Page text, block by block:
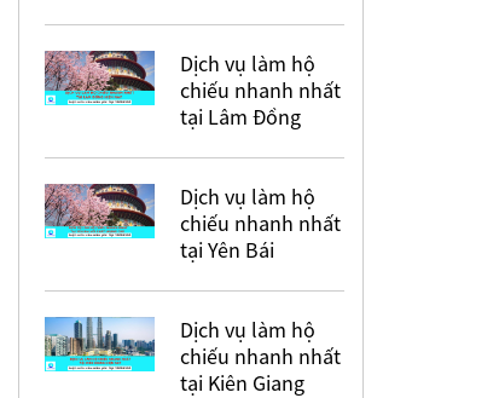
Dịch vụ làm hộ
chiếu nhanh nhất
tại Lâm Đồng
Dịch vụ làm hộ
chiếu nhanh nhất
tại Yên Bái
Dịch vụ làm hộ
chiếu nhanh nhất
tại Kiên Giang